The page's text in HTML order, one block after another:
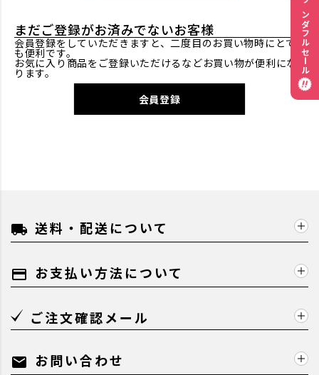
まだご登録がお済みでないお客様
会員登録をしていただきますと、二度目のお買い物時にとて
も便利です。
お気に入り商品をご登録いただけるなどお買い物が便利にな
ります。
会員登録
local_shipping 送料・配送について
payment お支払い方法について
ご注文確認メール
mail お問い合わせ
ワンダフルセール